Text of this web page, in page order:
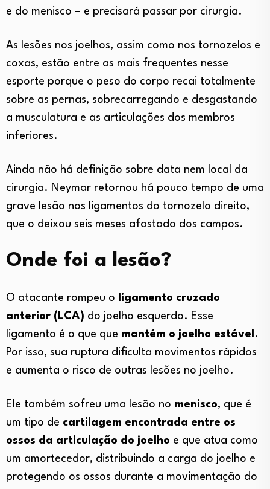
e do menisco – e precisará passar por cirurgia.
As lesões nos joelhos, assim como nos tornozelos e
coxas, estão entre as mais frequentes nesse
esporte porque o peso do corpo recai totalmente
sobre as pernas, sobrecarregando e desgastando
a musculatura e as articulações dos membros
inferiores.
Ainda não há definição sobre data nem local da
cirurgia. Neymar retornou há pouco tempo de uma
grave lesão nos ligamentos do tornozelo direito,
que o deixou seis meses afastado dos campos.
Onde foi a lesão?
O atacante rompeu o
ligamento cruzado
anterior (LCA) do joelho esquerdo. Esse
ligamento é o que que mantém o joelho estável .
Por isso, sua ruptura dificulta movimentos rápidos
e aumenta o risco de outras lesões no joelho.
Ele também sofreu uma lesão no menisco, que é
um tipo de cartilagem encontrada entre os
ossos da articulação do joelho e que atua como
um amortecedor, distribuindo a carga do joelho e
protegendo os ossos durante a movimentação do